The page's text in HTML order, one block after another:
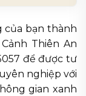
của bạn thành
Thiên An
để được tư
nghiệp với
gian xanh